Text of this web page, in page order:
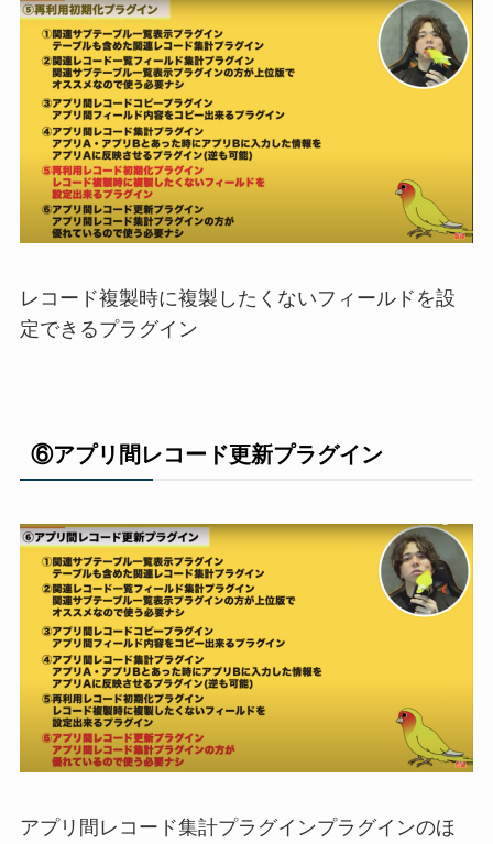
レコード複製時に複製したくないフィールドを設
定できるプラグイン
⑥アプリ間レコード更新プラグイン
アプリ間レコード集計プラグインプラグイ ンのほ